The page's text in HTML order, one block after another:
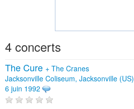
4 concerts
The Cure + The Cranes
Jacksonville Coliseum, Jacksonville (US)
6 juin 1992